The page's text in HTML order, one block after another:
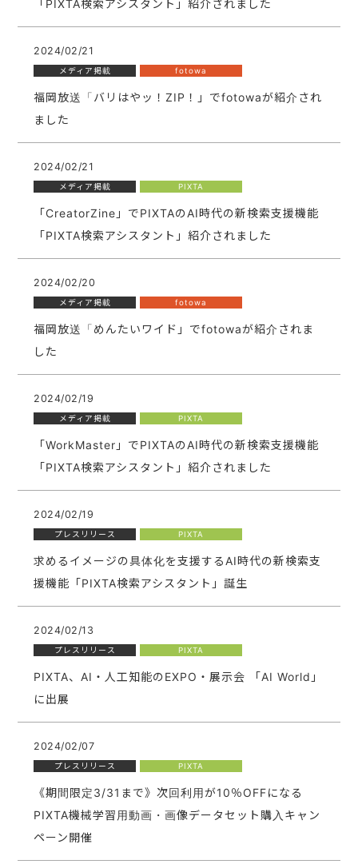
「PIXTA検索アシスタント」紹介されました
2024/02/21
メディア掲載 fotowa
福岡放送「バリはやッ！ZIP！」でfotowaが紹介され
ました
2024/02/21
メディア掲載 PIXTA
「CreatorZine」でPIXTAのAI時代の新検索支援機能
「PIXTA検索アシスタント」紹介されました
2024/02/20
メディア掲載 fotowa
福岡放送「めんたいワイド」でfotowaが紹介されま
した
2024/02/19
メディア掲載 PIXTA
「WorkMaster」でPIXTAのAI時代の新検索支援機能
「PIXTA検索アシスタント」紹介されました
2024/02/19
プレスリリース PIXTA
求めるイメージの具体化を支援するAI時代の新検索支
援機能「PIXTA検索アシスタント」誕生
2024/02/13
プレスリリース PIXTA
PIXTA、AI・人工知能のEXPO・展示会 「AI World」
に出展
2024/02/07
プレスリリース PIXTA
《期間限定3/31まで》次回利用が10％OFFになる
PIXTA機械学習用動画・画像データセット購入キャン
ペーン開催